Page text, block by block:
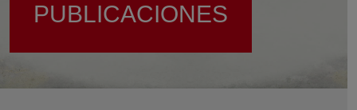
PUBLICACIONES